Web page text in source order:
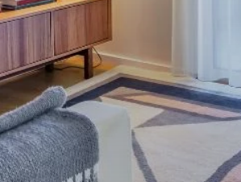
DICA
Móveis Multifuncionais
Peças que otimizam espaço e
ambiente.